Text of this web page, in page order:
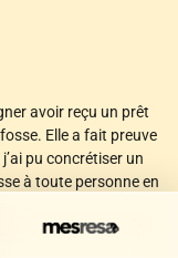
avoir reçu un prêt
Elle a fait preuve
pu concrétiser un
à toute personne en